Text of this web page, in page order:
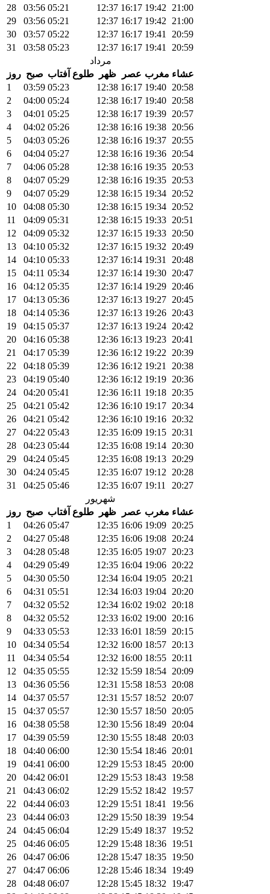
28
03:56 05:21 12:37 16:17 19:42
21:00
29
03:56 05:21 12:37 16:17 19:42
21:00
30
03:57 05:22 12:37 16:17 19:41
20:59
31
03:58 05:23 12:37 16:17 19:41
20:59
مرداد
روز صبح طلوع آفتاب ظهر عصر مغرب عشاء
1
03:59 05:23 12:38 16:17 19:40 20:58
2
04:00 05:24 12:38 16:17 19:40 20:58
3
04:01 05:25 12:38 16:17 19:39 20:57
4
04:02 05:26 12:38 16:16 19:38 20:56
5
04:03 05:26 12:38 16:16 19:37 20:55
6
04:04 05:27 12:38 16:16 19:36 20:54
7
04:06 05:28 12:38 16:16 19:35 20:53
8
04:07 05:29 12:38 16:16 19:35 20:53
9
04:07 05:29 12:38 16:15 19:34 20:52
10
04:08 05:30 12:38 16:15 19:34 20:52
11
04:09 05:31 12:38 16:15 19:33 20:51
12
04:09 05:32 12:37 16:15 19:33 20:50
13
04:10 05:32 12:37 16:15 19:32
20:49
14
04:10 05:33 12:37 16:14 19:31
20:48
15
04:11 05:34 12:37 16:14 19:30 20:47
16
04:12 05:35 12:37 16:14 19:29 20:46
17
04:13 05:36 12:37 16:13 19:27 20:45
18
04:14 05:36 12:37 16:13 19:26 20:43
19
04:15 05:37 12:37 16:13 19:24 20:42
20
04:16 05:38 12:36 16:13 19:23 20:41
21
04:17 05:39 12:36 16:12 19:22
20:39
22
04:18 05:39 12:36 16:12 19:21
20:38
23
04:19 05:40 12:36 16:12 19:19 20:36
24
04:20 05:41 12:36 16:11 19:18 20:35
25
04:21 05:42 12:36 16:10 19:17 20:34
26
04:21 05:42 12:36 16:10 19:16 20:32
27
04:22 05:43 12:35 16:09 19:15 20:31
28
04:23 05:44 12:35 16:08 19:14 20:30
29
04:24 05:45 12:35 16:08 19:13 20:29
30
04:24 05:45 12:35 16:07 19:12
20:28
31
04:25 05:46 12:35 16:07 19:11
20:27
شهریور
روز صبح طلوع آفتاب ظهر عصر مغرب عشاء
1
04:26 05:47 12:35 16:06 19:09 20:25
2
04:27 05:48 12:35 16:06 19:08 20:24
3
04:28 05:48 12:35 16:05 19:07 20:23
4
04:29 05:49 12:35 16:04 19:06 20:22
5
04:30 05:50 12:34 16:04 19:05 20:21
6
04:31 05:51 12:34 16:03 19:04 20:20
7
04:32 05:52 12:34 16:02 19:02
20:18
8
04:32 05:52 12:33 16:02 19:00 20:16
9
04:33 05:53 12:33 16:01 18:59 20:15
10
04:34 05:54 12:32 16:00 18:57 20:13
11
04:34 05:54 12:32 16:00 18:55 20:11
12
04:35 05:55 12:32 15:59 18:54 20:09
13
04:36 05:56 12:31 15:58 18:53 20:08
14
04:37 05:57 12:31 15:57 18:52
20:07
15
04:37 05:57 12:30 15:57 18:50 20:05
16
04:38 05:58 12:30 15:56 18:49 20:04
17
04:39 05:59 12:30 15:55 18:48 20:03
18
04:40 06:00 12:30 15:54 18:46 20:01
19
04:41 06:00 12:29 15:53 18:45 20:00
20
04:42 06:01 12:29 15:53 18:43 19:58
21
04:43 06:02 12:29 15:52 18:42
19:57
22
04:44 06:03 12:29 15:51 18:41
19:56
23
04:44 06:03 12:29 15:50 18:39 19:54
24
04:45 06:04 12:29 15:49 18:37 19:52
25
04:46 06:05 12:29 15:48 18:36 19:51
26
04:47 06:06 12:28 15:47 18:35 19:50
27
04:47 06:06 12:28 15:46 18:34 19:49
28
04:48 06:07 12:28 15:45 18:32
19:47